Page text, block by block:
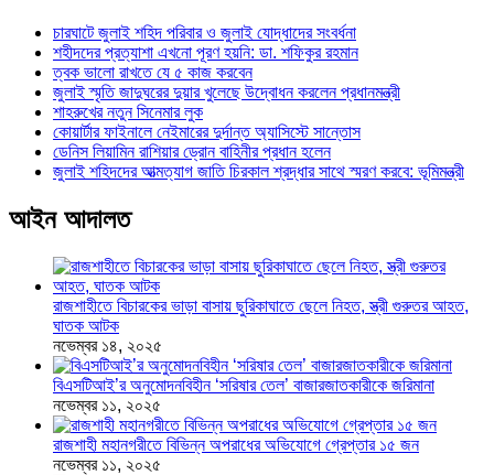
চারঘাটে জুলাই শহিদ পরিবার ও জুলাই যোদ্ধাদের সংবর্ধনা
শহীদদের প্রত্যাশা এখনো পূরণ হয়নি: ডা. শফিকুর রহমান
ত্বক ভালো রাখতে যে ৫ কাজ করবেন
জুলাই স্মৃতি জাদুঘরের দুয়ার খুলেছে উদ্বোধন করলেন প্রধানমন্ত্রী
শাহরুখের নতুন সিনেমার লুক
কোয়ার্টার ফাইনালে নেইমারের দুর্দান্ত অ্যাসিস্টে সান্তোস
ডেনিস লিয়ামিন রাশিয়ার ড্রোন বাহিনীর প্রধান হলেন
জুলাই শহিদদের আত্মত্যাগ জাতি চিরকাল শ্রদ্ধার সাথে স্মরণ করবে: ভূমিমন্ত্রী
আইন আদালত
রাজশাহীতে বিচারকের ভাড়া বাসায় ছুরিকাঘাতে ছেলে নিহত, স্ত্রী গুরুতর আহত,
ঘাতক আটক
নভেম্বর ১৪, ২০২৫
বিএসটিআই’র অনুমোদনবিহীন ‘সরিষার তেল’ বাজারজাতকারীকে জরিমানা
নভেম্বর ১১, ২০২৫
রাজশাহী মহানগরীতে বিভিন্ন অপরাধের অভিযোগে গ্রেপ্তার ১৫ জন
নভেম্বর ১১, ২০২৫